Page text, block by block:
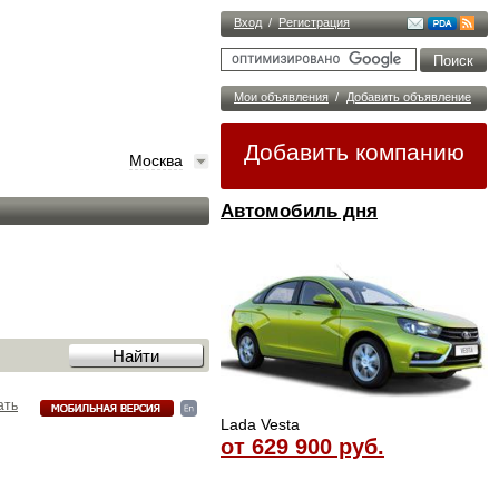
Вход / Регистрация
Мои объявления / Добавить объявление
Добавить компанию
Автомобиль дня
Lada Vesta
от 629 900 руб.
Москва